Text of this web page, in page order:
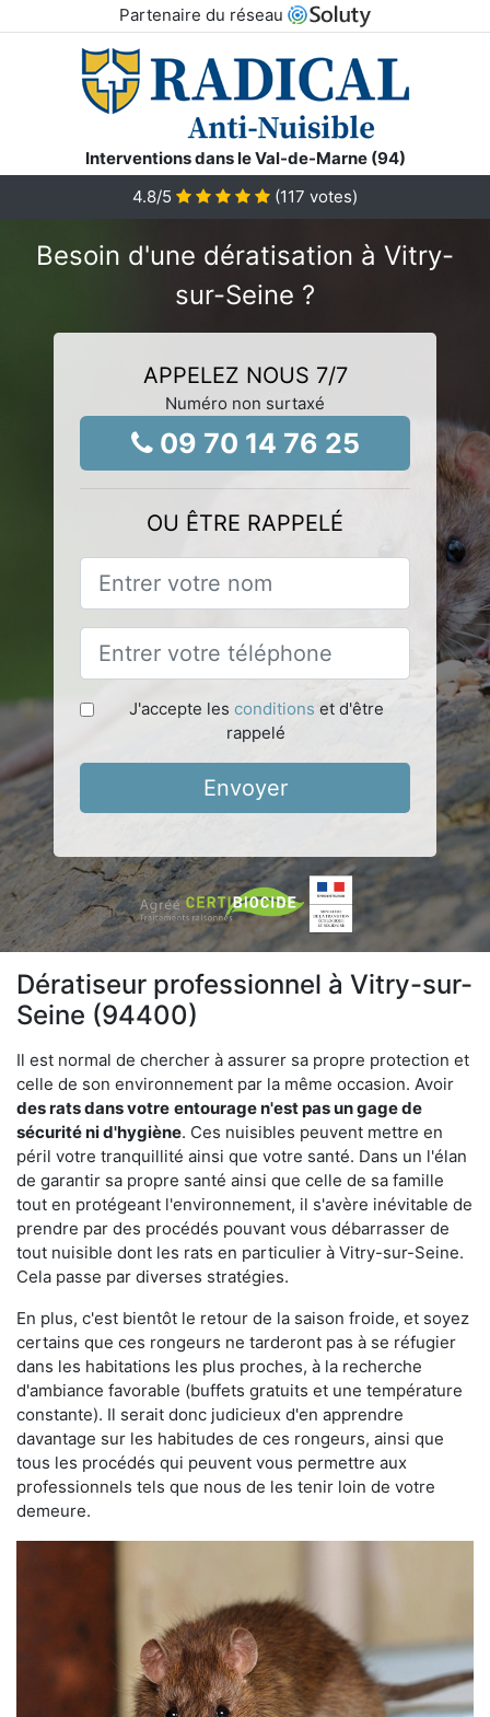
Partenaire du réseau
Interventions dans le Val-de-Marne (94)
4.8/5 (117 votes)
Besoin d'une dératisation à Vitry-
sur-Seine ?
APPELEZ NOUS 7/7
Numéro non surtaxé
09 70 14 76 25
OU ÊTRE RAPPELÉ
J'accepte les conditions et d'être
rappelé
Envoyer
Dératiseur professionnel à Vitry-sur-
Seine (94400)
Il est normal de chercher à assurer sa propre protection et
celle de son environnement par la même occasion. Avoir
des rats dans votre entourage n'est pas un gage de
sécurité ni d'hygiène. Ces nuisibles peuvent mettre en
péril votre tranquillité ainsi que votre santé. Dans un l'élan
de garantir sa propre santé ainsi que celle de sa famille
tout en protégeant l'environnement, il s'avère inévitable de
prendre par des procédés pouvant vous débarrasser de
tout nuisible dont les rats en particulier à Vitry-sur-Seine.
Cela passe par diverses stratégies.
En plus, c'est bientôt le retour de la saison froide, et soyez
certains que ces rongeurs ne tarderont pas à se réfugier
dans les habitations les plus proches, à la recherche
d'ambiance favorable (buffets gratuits et une température
constante). Il serait donc judicieux d'en apprendre
davantage sur les habitudes de ces rongeurs, ainsi que
tous les procédés qui peuvent vous permettre aux
professionnels tels que nous de les tenir loin de votre
demeure.